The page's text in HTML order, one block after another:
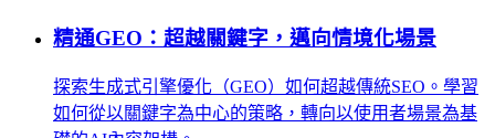
精通GEO：超越關鍵字，邁向情境化場景
探索生成式引擎優化（GEO）如何超越傳統SEO。學習
如何從以關鍵字為中心的策略，轉向以使用者場景為基